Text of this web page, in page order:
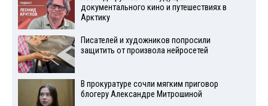
документального кино и путешествиях в
Арктику
Писателей и художников попросили
защитить от произвола нейросетей
В прокуратуре сочли мягким приговор
блогеру Александре Митрошиной